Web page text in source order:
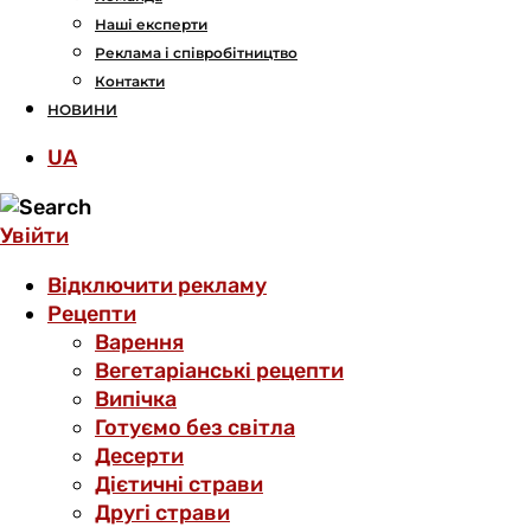
Наші експерти
Реклама і співробітництво
Контакти
НОВИНИ
UA
Увійти
Відключити рекламу
Рецепти
Варення
Вегетаріанські рецепти
Випічка
Готуємо без світла
Десерти
Дієтичні страви
Другі страви